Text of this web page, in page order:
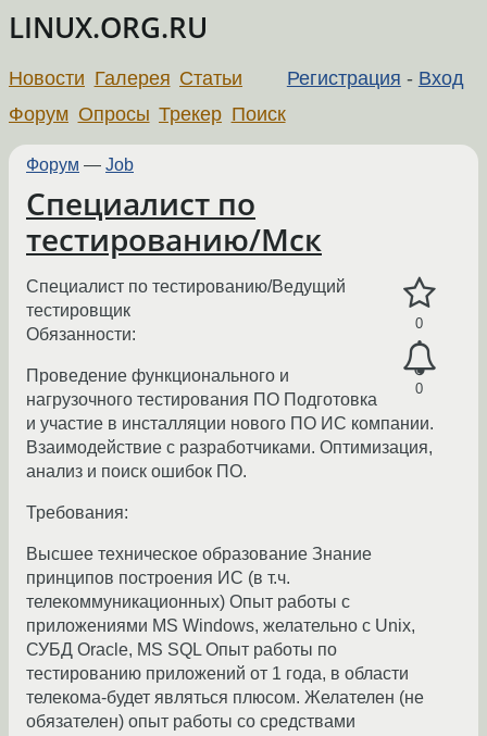
LINUX.ORG.RU
Регистрация - Вход
Новости Галерея Статьи
Форум Опросы Трекер Поиск
Форум — Job
Специалист по
тестированию/Мск
0
0
Специалист по тестированию/Ведущий
тестировщик
Обязанности:
Проведение функционального и
нагрузочного тестирования ПО Подготовка
и участие в инсталляции нового ПО ИС компании.
Взаимодействие с разработчиками. Оптимизация,
анализ и поиск ошибок ПО.
Требования:
Высшее техническое образование Знание
принципов построения ИС (в т.ч.
телекоммуникационных) Опыт работы с
приложениями MS Windows, желательно с Unix,
СУБД Oracle, MS SQL Опыт работы по
тестированию приложений от 1 года, в области
телекома-будет являться плюсом. Желателен (не
обязателен) опыт работы со средствами